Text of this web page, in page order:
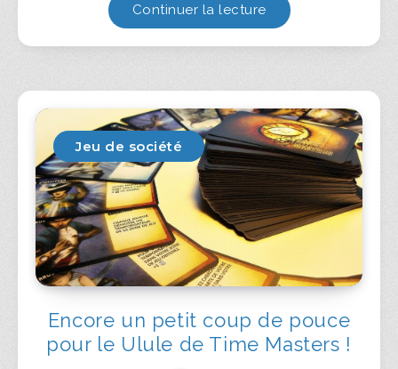
Continuer la lecture
Jeu de société
Encore un petit coup de pouce
pour le Ulule de Time Masters !